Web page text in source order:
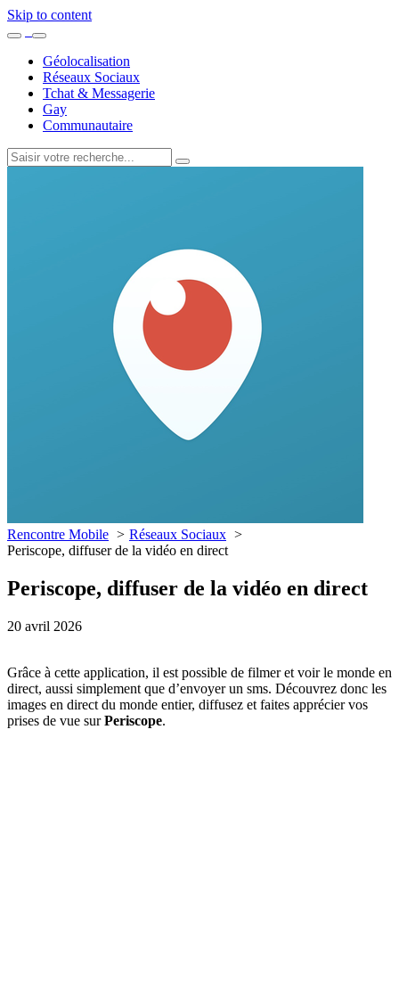
Skip to content
Géolocalisation
Réseaux Sociaux
Tchat & Messagerie
Gay
Communautaire
Rencontre Mobile
Réseaux Sociaux
Periscope, diffuser de la vidéo en direct
Periscope, diffuser de la vidéo en direct
20 avril 2026
Grâce à cette application, il est possible de filmer et voir le monde en
direct, aussi simplement que d’envoyer un sms. Découvrez donc les
images en direct du monde entier, diffusez et faites apprécier vos
prises de vue surPeriscope.